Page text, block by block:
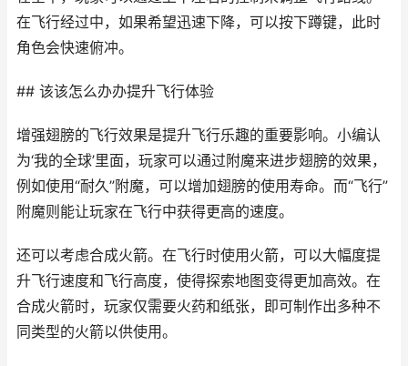
在飞行经过中，如果希望迅速下降，可以按下蹲键，此时
角色会快速俯冲。
## 该该怎么办办提升飞行体验
增强翅膀的飞行效果是提升飞行乐趣的重要影响。小编认
为‘我的全球’里面，玩家可以通过附魔来进步翅膀的效果，
例如使用“耐久”附魔，可以增加翅膀的使用寿命。而“飞行”
附魔则能让玩家在飞行中获得更高的速度。
还可以考虑合成火箭。在飞行时使用火箭，可以大幅度提
升飞行速度和飞行高度，使得探索地图变得更加高效。在
合成火箭时，玩家仅需要火药和纸张，即可制作出多种不
同类型的火箭以供使用。